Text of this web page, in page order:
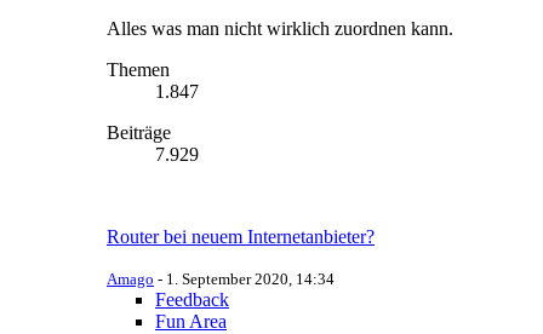
Alles was man nicht wirklich zuordnen kann.
Themen
1.847
Beiträge
7.929
Router bei neuem Internetanbieter?
Amago - 1. September 2020, 14:34
Feedback
Fun Area